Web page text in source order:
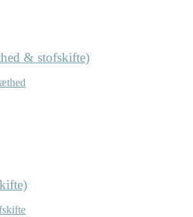
& stofskifte)